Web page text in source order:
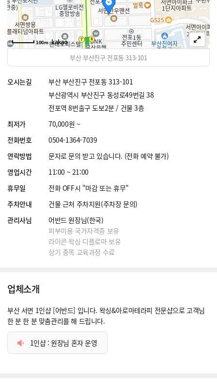
100m
부산 부산진구 전포동 313-101
오시는길
부산 부산진구 전포동 313-101
부산광역시 부산진구 동성로49번길 38
전포역 8번출구 도보2분 / 건물 3층
최저가
70,000원 ~
전화번호
0504-1364-7039
연락방법
문자로 문의 받고 있습니다. (전화 예약 불가)
영업시간
11:00 ~ 21:00
휴무일
전화 OFF시 "마감 또는 휴무"
주차안내
건물 근처 주차지원(주차장 문의)
관리사님
어반드 원장님(한국)
피부미용 국가자격증 보유
라이콘 왁싱 디플로마 보유
상기 종목 교육과정 수료
업체소개
부산 서면 1인샵 [어반드] 입니다. 왁싱&아로마테라피 전문샵으로 고객님
한 분 한 분 맞춤관리를 해 드립니다.
1인샵 : 원장님 혼자 운영